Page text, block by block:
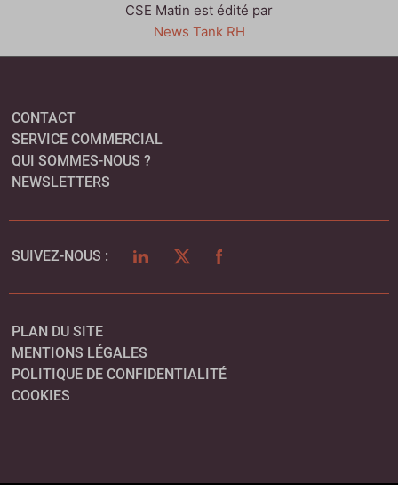
CSE Matin est édité par
News Tank RH
CONTACT
SERVICE COMMERCIAL
QUI SOMMES-NOUS ?
NEWSLETTERS
SUIVEZ-NOUS : LINKEDINTWITTERFACEBOOK
PLAN DU SITE
MENTIONS LÉGALES
POLITIQUE DE CONFIDENTIALITÉ
COOKIES